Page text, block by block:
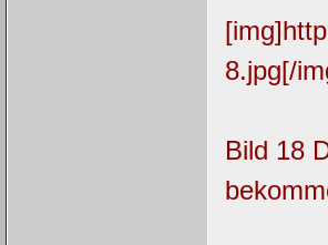
8.jpg[/
Bild 18